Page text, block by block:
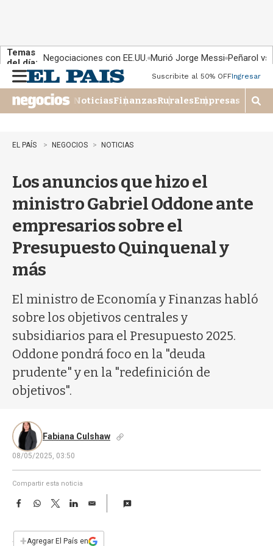
Temas
del día: Negociaciones con EE.UU. Murió Jorge Messi Peñarol
n
u
Suscribite al 50% OFFIngresar
NoticiasFinanzasRuralesEmpresas
M
o
EL PAÍS NEGOCIOS NOTICIAS
Los anuncios que hizo el
ministro Gabriel Oddone ante
empresarios sobre el
Presupuesto Quinquenal y
más
El ministro de Economía y Finanzas habló
sobre los objetivos centrales y
subsidiarios para el Presupuesto 2025.
Oddone pondrá foco en la "deuda
prudente" y en la "redefinición de
objetivos".
Fabiana Culshaw
08/05/2025, 03:50
Compartir esta noticia
F
e
W
T
w
t
L
E
i
+Agregar El País en